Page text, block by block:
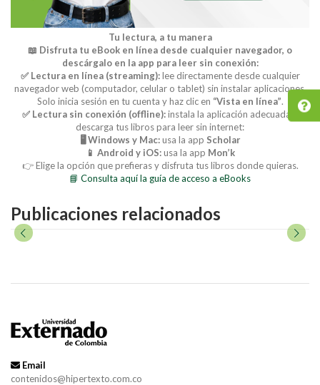
Tu lectura, a tu manera
📖 Disfruta tu eBook en línea desde cualquier navegador, o
descárgalo en la app para leer sin conexión:
✅ Lectura en línea (streaming):lee directamente desde cualquier
navegador web (computador, celular o tablet) sin instalar aplicaciones.
Solo inicia sesión en tu cuenta y haz clic en “Vista en línea”.
✅ Lectura sin conexión (offline):instala la aplicación adecuada y
descarga tus libros para leer sin internet:
🖥️ Windows y Mac:usa la app Scholar
📱 Android y iOS:usa la app Mon’k
👉 Elige la opción que prefieras y disfruta tus libros donde quieras.
📘 Consulta aquí la guía de acceso a eBooks
Publicaciones relacionados
Email
contenidos@hipertexto.com.co